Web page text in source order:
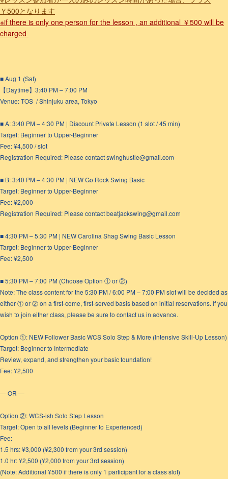
￥500となります
※if there is only one person for the lesson , an additional ￥500 will be
charged
■ Aug 1 (Sat)
【Daytime】3:40 PM – 7:00 PM
Venue: TOS / Shinjuku area, Tokyo
■ A: 3:40 PM – 4:30 PM | Discount Private Lesson (1 slot / 45 min)
Target: Beginner to Upper-Beginner
Fee: ¥4,500 / slot
Registration Required: Please contact swinghustle@gmail.com
■ B: 3:40 PM – 4:30 PM | NEW Go Rock Swing Basic
Target: Beginner to Upper-Beginner
Fee: ¥2,000
Registration Required: Please contact beatjackswing@gmail.com
■ 4:30 PM – 5:30 PM | NEW Carolina Shag Swing Basic Lesson
Target: Beginner to Upper-Beginner
Fee: ¥2,500
■ 5:30 PM – 7:00 PM (Choose Option ① or ②)
Note: The class content for the 5:30 PM / 6:00 PM – 7:00 PM slot will be decided as
either ① or ② on a first-come, first-served basis based on initial reservations. If you
wish to join either class, please be sure to contact us in advance.
Option ①: NEW Follower Basic WCS Solo Step & More (Intensive Skill-Up Lesson)
Target: Beginner to Intermediate
Review, expand, and strengthen your basic foundation!
Fee: ¥2,500
— OR —
Option ②: WCS-ish Solo Step Lesson
Target: Open to all levels (Beginner to Experienced)
Fee:
1.5 hrs: ¥3,000 (¥2,300 from your 3rd session)
1.0 hr: ¥2,500 (¥2,000 from your 3rd session)
(Note: Additional ¥500 if there is only 1 participant for a class slot)